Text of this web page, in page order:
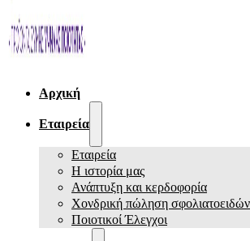
Αρχική
Εταιρεία
Εταιρεία
Η ιστορία μας
Ανάπτυξη και κερδοφορία
Χονδρική πώληση
Ποιοτικοί Έλεγχοι